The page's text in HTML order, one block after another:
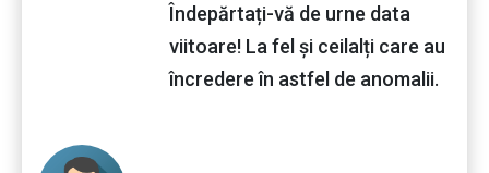
Îndepărtați-vă de urne data
viitoare! La fel și ceilalți care au
încredere în astfel de anomalii.